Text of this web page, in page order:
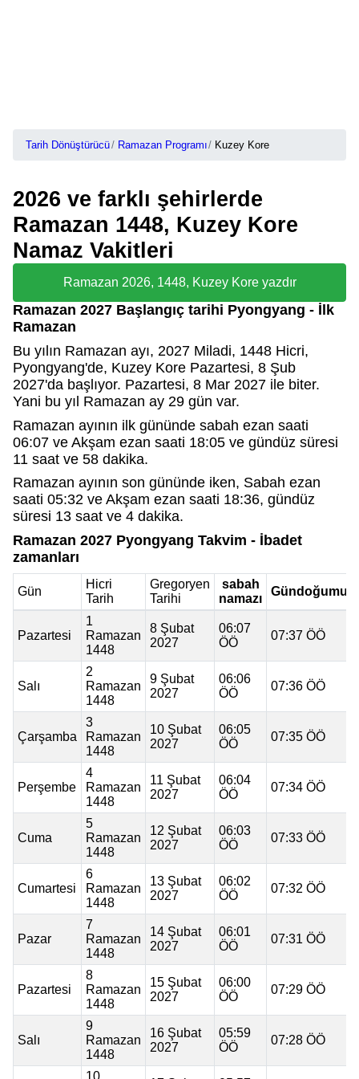
Tarih Dönüştürücü Ramazan Programı Kuzey Kore
2026 ve farklı şehirlerde
Ramazan 1448, Kuzey Kore
Namaz Vakitleri
Ramazan 2026, 1448, Kuzey Kore yazdır
Ramazan 2027 Başlangıç tarihi Pyongyang - İlk
Ramazan
Bu yılın Ramazan ayı, 2027 Miladi, 1448 Hicri,
Pyongyang'de, Kuzey Kore Pazartesi, 8 Şub
2027'da başlıyor. Pazartesi, 8 Mar 2027 ile biter.
Yani bu yıl Ramazan ay 29 gün var.
Ramazan ayının ilk gününde sabah ezan saati
06:07 ve Akşam ezan saati 18:05 ve gündüz süresi
11 saat ve 58 dakika.
Ramazan ayının son gününde iken, Sabah ezan
saati 05:32 ve Akşam ezan saati 18:36, gündüz
süresi 13 saat ve 4 dakika.
Ramazan 2027 Pyongyang Takvim - İbadet
zamanları
Gün
Hicri
Tarih
Gregoryen
Tarihi
sabah
namazı
Gündoğumu
Pazartesi
1
Ramazan
1448
8 Şubat
2027
06:07
ÖÖ
07:37 ÖÖ
Salı
2
Ramazan
1448
9 Şubat
2027
06:06
ÖÖ
07:36 ÖÖ
Çarşamba
3
Ramazan
1448
10 Şubat
2027
06:05
ÖÖ
07:35 ÖÖ
Perşembe
4
Ramazan
1448
11 Şubat
2027
06:04
ÖÖ
07:34 ÖÖ
Cuma
5
Ramazan
1448
12 Şubat
2027
06:03
ÖÖ
07:33 ÖÖ
Cumartesi
6
Ramazan
1448
13 Şubat
2027
06:02
ÖÖ
07:32 ÖÖ
Pazar
7
Ramazan
1448
14 Şubat
2027
06:01
ÖÖ
07:31 ÖÖ
Pazartesi
8
Ramazan
1448
15 Şubat
2027
06:00
ÖÖ
07:29 ÖÖ
Salı
9
Ramazan
1448
16 Şubat
2027
05:59
ÖÖ
07:28 ÖÖ
10